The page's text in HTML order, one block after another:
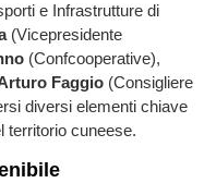
e Infrastrutture di
(Vicepresidente
(Confcooperative),
Faggio(Consigliere
diversi elementi chiave
territorio cuneese.